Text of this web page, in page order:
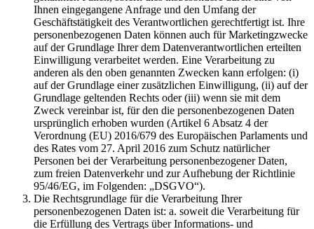
Ihnen eingegangene Anfrage und den Umfang der
Geschäftstätigkeit des Verantwortlichen gerechtfertigt ist. Ihre
personenbezogenen Daten können auch für Marketingzwecke
auf der Grundlage Ihrer dem Datenverantwortlichen erteilten
Einwilligung verarbeitet werden. Eine Verarbeitung zu
anderen als den oben genannten Zwecken kann erfolgen: (i)
auf der Grundlage einer zusätzlichen Einwilligung, (ii) auf der
Grundlage geltenden Rechts oder (iii) wenn sie mit dem
Zweck vereinbar ist, für den die personenbezogenen Daten
ursprünglich erhoben wurden (Artikel 6 Absatz 4 der
Verordnung (EU) 2016/679 des Europäischen Parlaments und
des Rates vom 27. April 2016 zum Schutz natürlicher
Personen bei der Verarbeitung personenbezogener Daten,
zum freien Datenverkehr und zur Aufhebung der Richtlinie
95/46/EG, im Folgenden: „DSGVO“).
Die Rechtsgrundlage für die Verarbeitung Ihrer
personenbezogenen Daten ist: a. soweit die Verarbeitung für
die Erfüllung des Vertrags über Informations- und